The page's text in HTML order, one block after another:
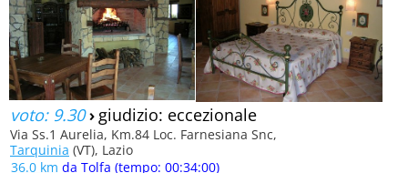
voto: 9.30› giudizio: eccezionale
Via Ss.1 Aurelia, Km.84 Loc. Farnesiana Snc,
Tarquinia (VT), Lazio
36.0 km da Tolfa (tempo: 00:34:00)